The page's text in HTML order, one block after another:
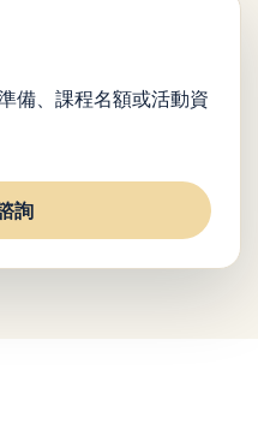
備、課程名額或活動資
詢